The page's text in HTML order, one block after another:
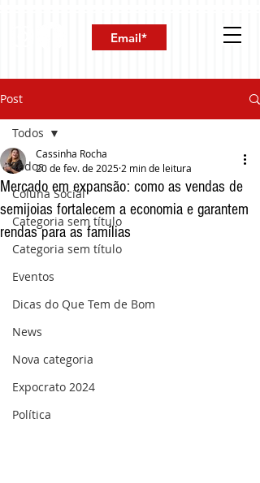
Post
Todos
Coluna Social
Categoria sem título
Categoria sem título
Eventos
Dicas do Que Tem de Bom
News
Nova categoria
Expocrato 2024
Política
Todos
Mercado em expansão: como as vendas de
semijoias fortalecem a economia e garantem
rendas para as famílias
Cassinha Rocha
20 de fev. de 2025 2 min de leitura